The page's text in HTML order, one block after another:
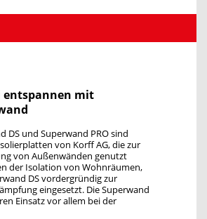
entspannen mit
DS und Superwand PRO sind
von Korff AG, die zur
von Außenwänden genutzt
der Isolation von Wohnräumen,
DS vordergründig zur
eingesetzt. Die Superwand
Einsatz vor allem bei der